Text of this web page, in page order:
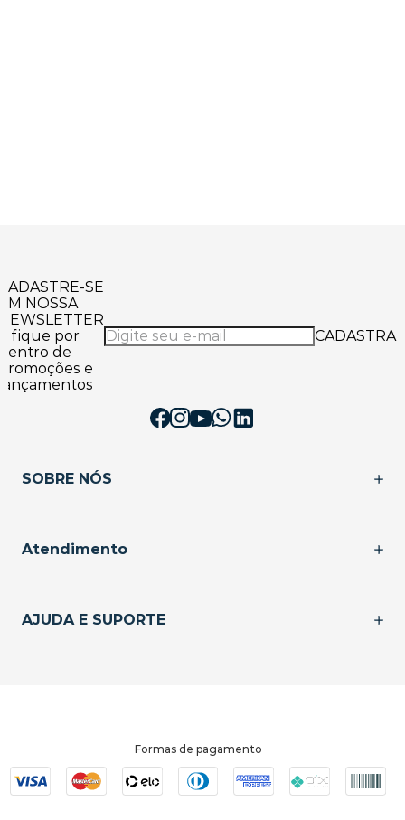
SE
NOSSA
fique por
de
e
SOBRE NÓS
Atendimento
AJUDA E SUPORTE
Formas de pagamento